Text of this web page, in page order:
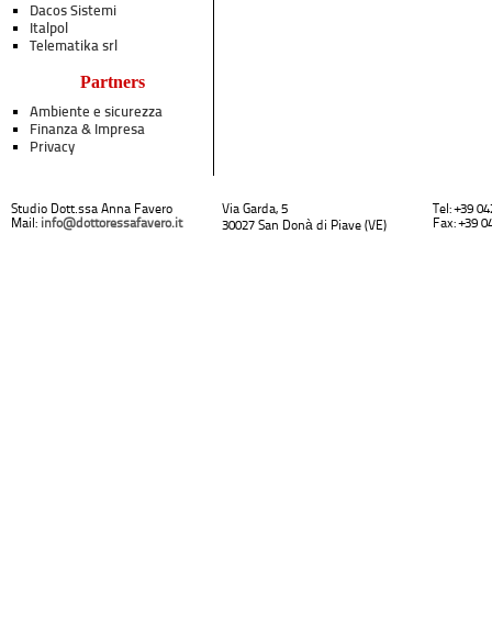
Dacos Sistemi
Italpol
Telematika srl
Partners
Ambiente e sicurezza
Finanza & Impresa
Privacy
Studio Dott.ssa Anna Favero
Mail: info@dottoressafavero.it
Via Garda, 5
30027 San Donà di Piave (VE)
Tel: +39
Fax: +39